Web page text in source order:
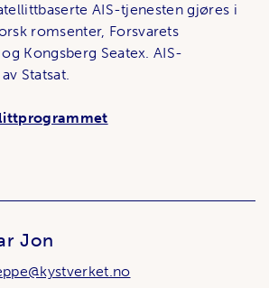
AIS-tjenesten gjøres i
romsenter, Forsvarets
Kongsberg Seatex. AIS-
Statsat.
Jon